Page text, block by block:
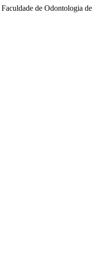
de Odontologia